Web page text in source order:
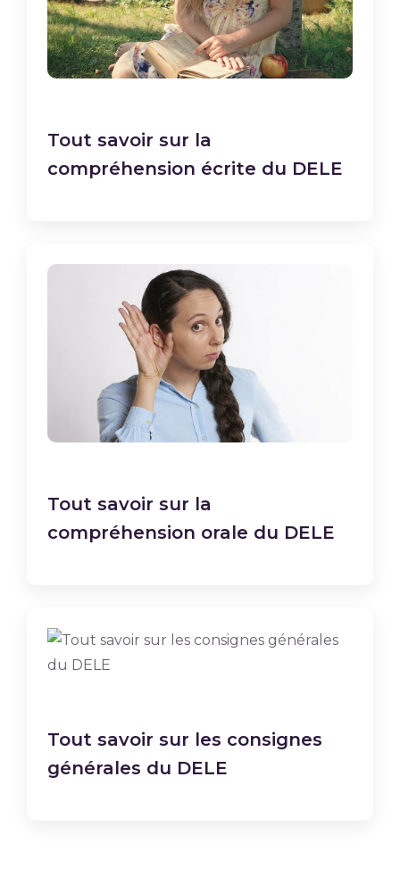
Tout savoir sur la
compréhension écrite du DELE
Tout savoir sur la
compréhension orale du DELE
Tout savoir sur les consignes
générales du DELE